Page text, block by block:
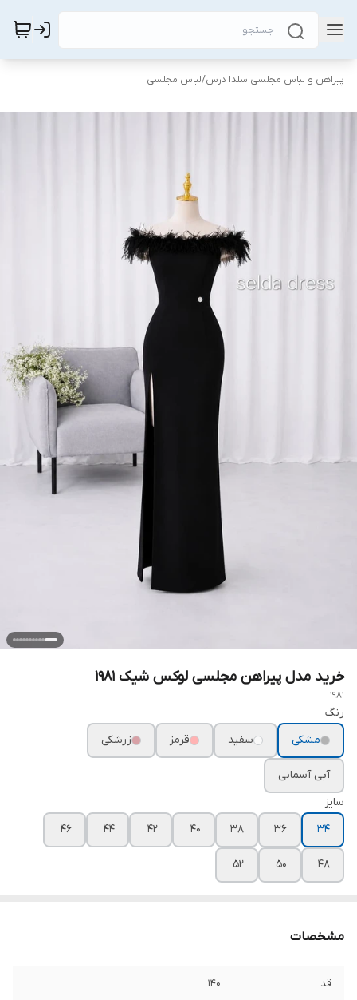
پیراهن و لباس مجلسی سلدا درس/لباس مجلسی
خرید مدل پیراهن مجلسی لوکس شیک ۱۹۸۱
1981
رنگ
مشکی
سفید قرمز زرشکی
آبی آسمانی
سایز
۳۴
۳۶ ۳۸ ۴۰ ۴۲ ۴۴ ۴۶
۴۸ ۵۰ ۵۲
مشخصات
قد ۱۴۰